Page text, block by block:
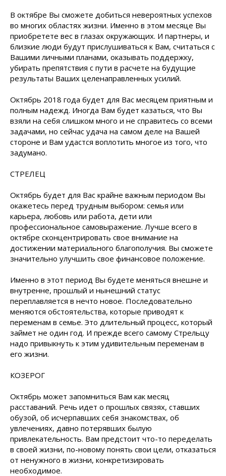
В октябре Вы сможете добиться невероятных успехов
во многих областях жизни. Именно в этом месяце Вы
приобретете вес в глазах окружающих. И партнеры, и
близкие люди будут прислушиваться к Вам, считаться с
Вашими личными планами, оказывать поддержку,
убирать препятствия с пути в расчете на будущие
результаты Ваших целенаправленных усилий.
Октябрь 2018 года будет для Вас месяцем приятным и
полным надежд. Иногда Вам будет казаться, что Вы
взяли на себя слишком много и не справитесь со всеми
задачами, но сейчас удача на самом деле на Вашей
стороне и Вам удастся воплотить многое из того, что
задумано.
СТРЕЛЕЦ
Октябрь будет для Вас крайне важным периодом Вы
окажетесь перед трудным выбором: семья или
карьера, любовь или работа, дети или
профессиональное самовыражение. Лучше всего в
октябре сконцентрировать свое внимание на
достижении материального благополучия. Вы сможете
значительно улучшить свое финансовое положение.
Именно в этот период Вы будете меняться внешне и
внутренне, прошлый и нынешний статус
переплавляется в нечто новое. Последовательно
меняются обстоятельства, которые приводят к
переменам в семье. Это длительный процесс, который
займет не один год. И прежде всего самому Стрельцу
надо привыкнуть к этим удивительным переменам в
его жизни.
КОЗЕРОГ
Октябрь может запомниться Вам как месяц
расставаний. Речь идет о прошлых связях, ставших
обузой, об исчерпавших себя знакомствах, об
увлечениях, давно потерявших былую
привлекательность. Вам предстоит что-то переделать
в своей жизни, по-новому понять свои цели, отказаться
от ненужного в жизни, конкретизировать
необходимое.